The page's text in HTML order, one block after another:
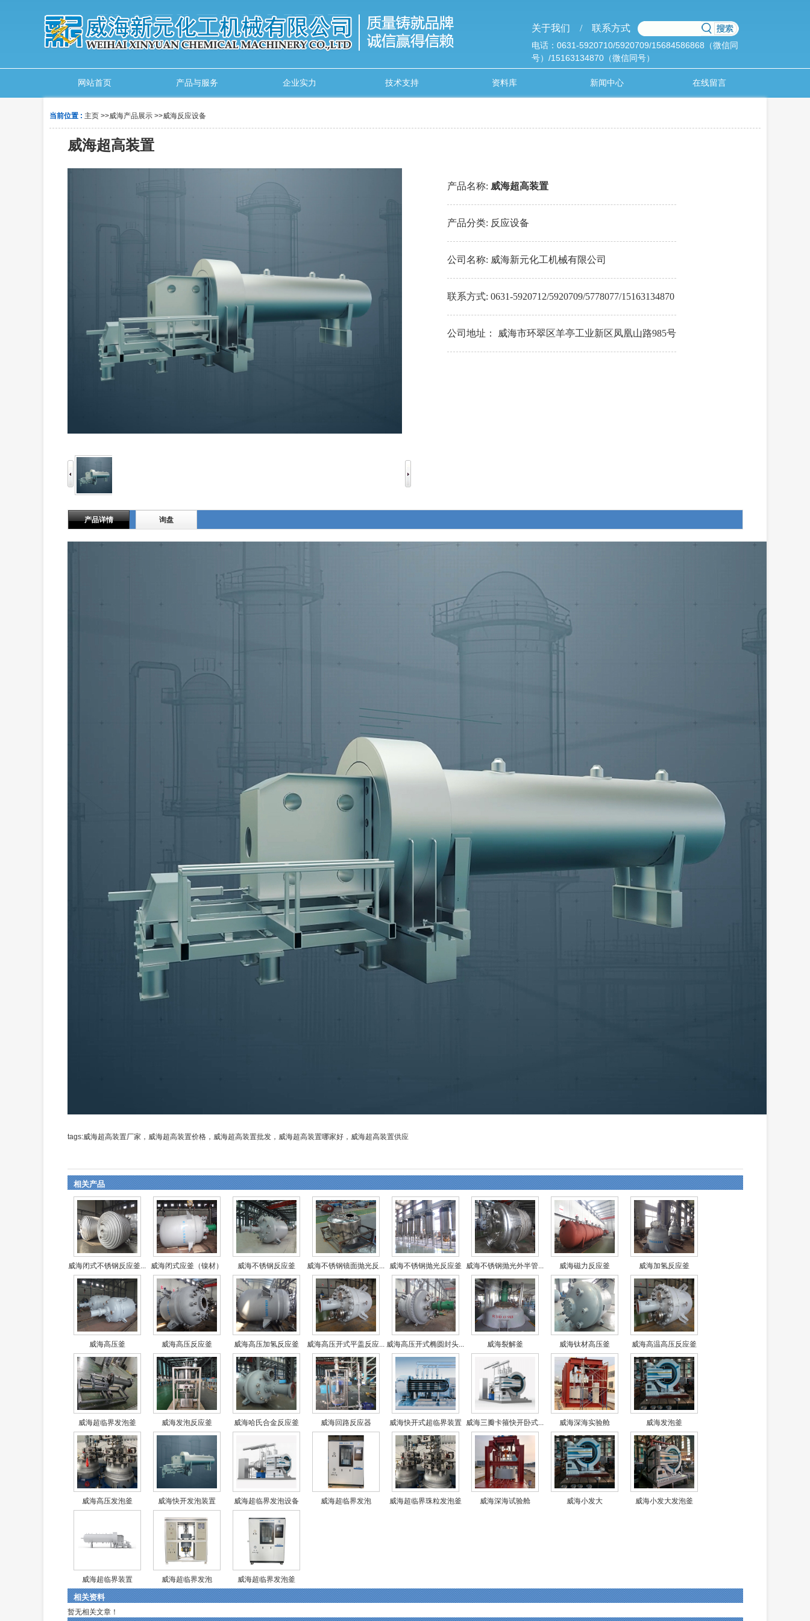
关于我们 /联系方式
电话：0631-5920710/5920709/15684586868（微信同
号）/15163134870（微信同号）
网站首页 产品与服务 企业实力 技术支持 资料库 新闻中心 在线留言
当前位置 : 主页 >>威海产品展示 >>威海反应设备
威海超高装置
产品名称: 威海超高装置
产品分类: 反应设备
公司名称: 威海新元化工机械有限公司
联系方式: 0631-5920712/5920709/5778077/15163134870
公司地址： 威海市环翠区羊亭工业新区凤凰山路985号
产品详情 询盘
tags:威海超高装置厂家，威海超高装置价格，威海超高装置批发，威海超高装置哪家好，威海超高装置供应
相关产品
威海闭式不锈钢反应釜... 威海闭式应釜（镍材） 威海不锈钢反应釜 威海不锈钢镜面抛光反... 威海不锈钢抛光反应釜 威海不锈钢抛光外半管... 威海磁力反应釜 威海加氢反应釜
威海高压釜 威海高压反应釜 威海高压加氢反应釜 威海高压开式平盖反应... 威海高压开式椭圆封头... 威海裂解釜 威海钛材高压釜 威海高温高压反应釜
威海超临界发泡釜 威海发泡反应釜 威海哈氏合金反应釜 威海回路反应器 威海快开式超临界装置 威海三瓣卡箍快开卧式... 威海深海实验舱 威海发泡釜
威海高压发泡釜 威海快开发泡装置 威海超临界发泡设备 威海超临界发泡 威海超临界珠粒发泡釜 威海深海试验舱 威海小发大 威海小发大发泡釜
威海超临界装置 威海超临界发泡 威海超临界发泡釜
相关资料
暂无相关文章！